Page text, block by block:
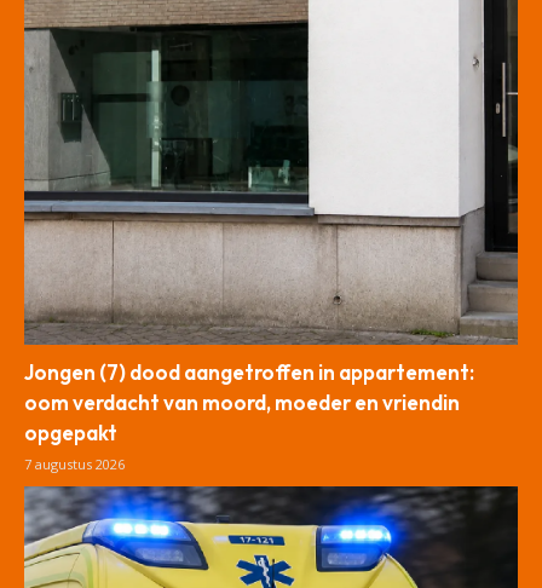
Jongen (7) dood aangetroffen in appartement:
oom verdacht van moord, moeder en vriendin
opgepakt
7 augustus 2026